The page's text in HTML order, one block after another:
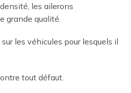
les ailerons
grande qualité.
les véhicules pour lesquels il
tout défaut.